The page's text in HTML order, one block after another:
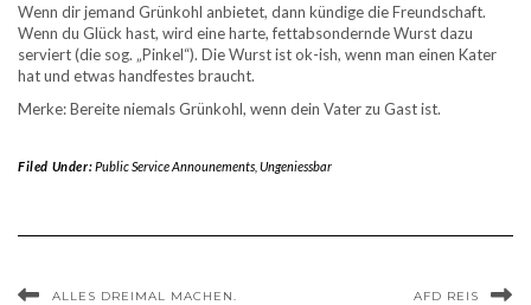
Wenn dir jemand Grünkohl anbietet, dann kündige die Freundschaft.
Wenn du Glück hast, wird eine harte, fettabsondernde Wurst dazu
serviert (die sog. „Pinkel“). Die Wurst ist ok-ish, wenn man einen Kater
hat und etwas handfestes braucht.
Merke: Bereite niemals Grünkohl, wenn dein Vater zu Gast ist.
Filed Under:Public Service Announements, Ungeniessbar
ALLES DREIMAL MACHEN. AFD REIS